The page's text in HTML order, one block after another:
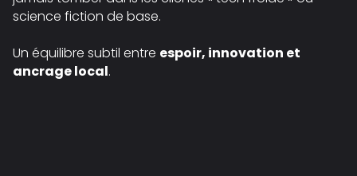
science fiction de base.
Un équilibre subtil entre espoir, innovation et
ancrage local.